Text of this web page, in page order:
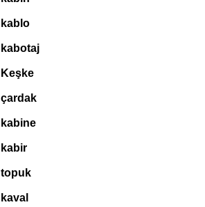
kablo
kabotaj
Keşke
çardak
kabine
kabir
topuk
kaval